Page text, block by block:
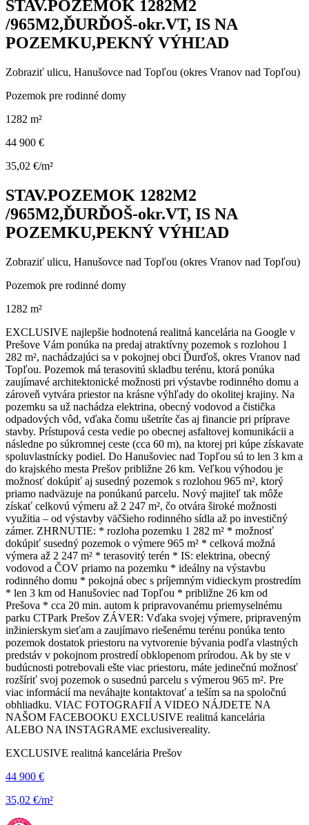
STAV.POZEMOK 1282M2
/965M2,ĎURĎOŠ-okr.VT, IS NA
POZEMKU,PEKNÝ VÝHĽAD
Zobraziť ulicu, Hanušovce nad Topľou (okres Vranov nad Topľou)
Pozemok pre rodinné domy
1282 m²
44 900 €
35,02 €/m²
STAV.POZEMOK 1282M2
/965M2,ĎURĎOŠ-okr.VT, IS NA
POZEMKU,PEKNÝ VÝHĽAD
Zobraziť ulicu, Hanušovce nad Topľou (okres Vranov nad Topľou)
Pozemok pre rodinné domy
1282 m²
EXCLUSIVE najlepšie hodnotená realitná kancelária na Google v
Prešove Vám ponúka na predaj atraktívny pozemok s rozlohou 1
282 m², nachádzajúci sa v pokojnej obci Ďurďoš, okres Vranov nad
Topľou. Pozemok má terasovitú skladbu terénu, ktorá ponúka
zaujímavé architektonické možnosti pri výstavbe rodinného domu a
zároveň vytvára priestor na krásne výhľady do okolitej krajiny. Na
pozemku sa už nachádza elektrina, obecný vodovod a čistička
odpadových vôd, vďaka čomu ušetríte čas aj financie pri príprave
stavby. Prístupová cesta vedie po obecnej asfaltovej komunikácii a
následne po súkromnej ceste (cca 60 m), na ktorej pri kúpe získavate
spoluvlastnícky podiel. Do Hanušoviec nad Topľou sú to len 3 km a
do krajského mesta Prešov približne 26 km. Veľkou výhodou je
možnosť dokúpiť aj susedný pozemok s rozlohou 965 m², ktorý
priamo nadväzuje na ponúkanú parcelu. Nový majiteľ tak môže
získať celkovú výmeru až 2 247 m², čo otvára široké možnosti
využitia – od výstavby väčšieho rodinného sídla až po investičný
zámer. ZHRNUTIE: * rozloha pozemku 1 282 m² * možnosť
dokúpiť susedný pozemok o výmere 965 m² * celková možná
výmera až 2 247 m² * terasovitý terén * IS: elektrina, obecný
vodovod a ČOV priamo na pozemku * ideálny na výstavbu
rodinného domu * pokojná obec s príjemným vidieckym prostredím
* len 3 km od Hanušoviec nad Topľou * približne 26 km od
Prešova * cca 20 min. autom k pripravovanému priemyselnému
parku CTPark Prešov ZÁVER: Vďaka svojej výmere, pripraveným
inžinierskym sieťam a zaujímavo riešenému terénu ponúka tento
pozemok dostatok priestoru na vytvorenie bývania podľa vlastných
predstáv v pokojnom prostredí obklopenom prírodou. Ak by ste v
budúcnosti potrebovali ešte viac priestoru, máte jedinečnú možnosť
rozšíriť svoj pozemok o susednú parcelu s výmerou 965 m². Pre
viac informácií ma neváhajte kontaktovať a teším sa na spoločnú
obhliadku. VIAC FOTOGRAFIÍ A VIDEO NÁJDETE NA
NAŠOM FACEBOOKU EXCLUSIVE realitná kancelária
ALEBO NA INSTAGRAME exclusivereality.
EXCLUSIVE realitná kancelária Prešov
44 900 €
35,02 €/m²